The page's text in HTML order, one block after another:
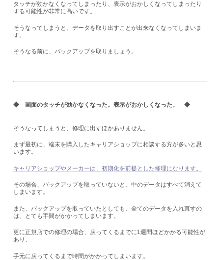
タッチが効かなくなってしまったり、表示がおかしくなってしまったり
する可能性が非常に高いです。
そうなってしまうと、データを取り出すことが出来なくなってしまいま
す。
そうなる前に、バックアップを取りましょう。
◆ 画面のタッチが効かなくなった。表示がおかしくなった。 ◆
そうなってしまうと、修理に出すほかありません。
まず最初に、端末を購入したキャリアショップに相談する方が多いと思
います。
キャリアショップやメーカーは、初期化を前提とした修理になります。
その場合、バックアップを取っていないと、中のデータはすべて消えて
しまいます。
また、バックアップを取っていたとしても、全てのデータを入れ直すの
は、とても手間がかかってしまいます。
更に正規店での修理の場合、戻ってくるまでに1週間ほどかかる可能性が
あり、
手元に戻ってくるまで時間がかかってしまいます。